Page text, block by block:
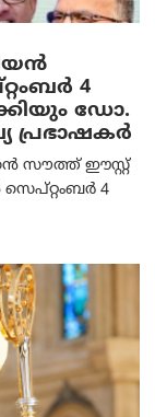
4
ഡോ.
പ്രഭാഷകർ
സൗത്ത് ഈസ്റ്റ്
4